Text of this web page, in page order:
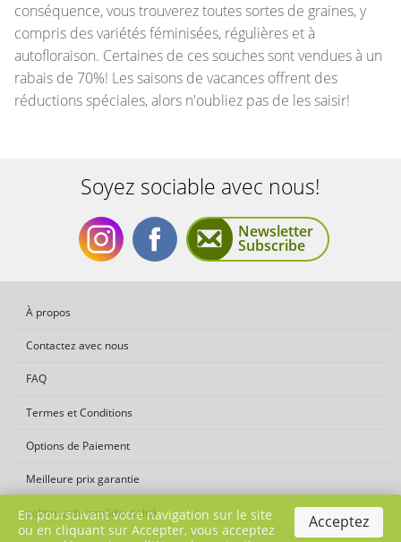
conséquence, vous trouverez toutes sortes de graines, y
compris des variétés féminisées, régulières et à
autofloraison. Certaines de ces souches sont vendues à un
rabais de 70%! Les saisons de vacances offrent des
réductions spéciales, alors n'oubliez pas de les saisir!
Soyez sociable avec nous!
Soyez
sociable
Soyez
Newsletter
Subscribe
À propos
Contactez avec nous
FAQ
Termes et Conditions
Options de Paiement
Meilleure prix garantie
politique de confidentialité Acceptez
En poursuivant votre navigation sur le site
ou en cliquant sur Accepter, vous acceptez